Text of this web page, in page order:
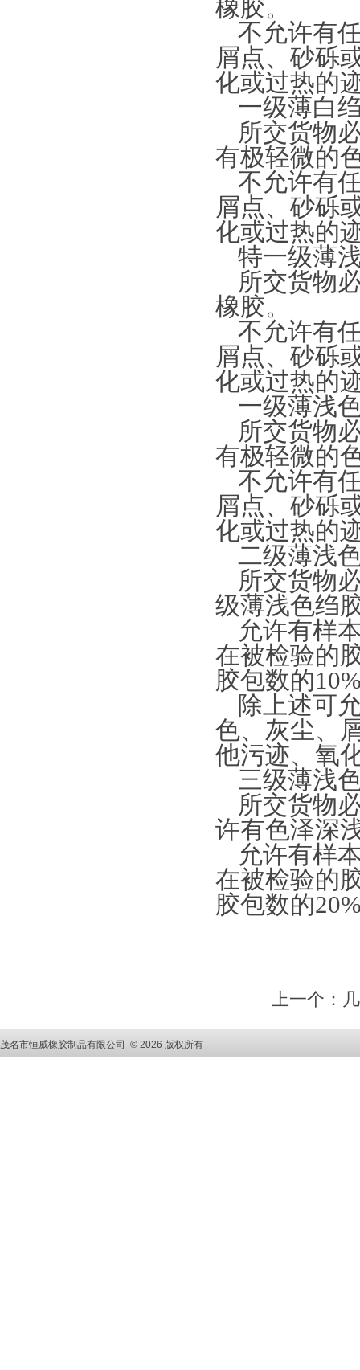
橡胶。
不允许有
屑点、砂砾
化或过热的
一级薄白
所交货物
有极轻微的
不允许有
屑点、砂砾
化或过热的
特一级薄
所交货物
橡胶。
不允许有
屑点、砂砾
化或过热的
一级薄浅
所交货物
有极轻微的
不允许有
屑点、砂砾
化或过热的
二级薄浅
所交货物
级薄浅色绉
允许有样
在被检验的
胶包数的
除上述可
色、灰尘、
他污迹、氧
三级薄浅
所交货物
许有色泽深
允许有样
在被检验的
胶包数的
上一个：
茂名市恒威橡胶制品有限